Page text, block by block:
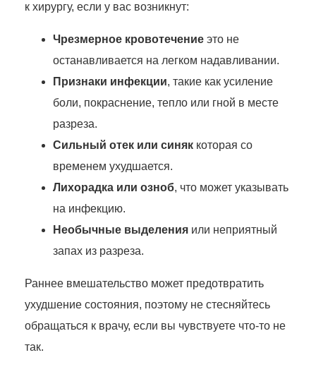
к хирургу, если у вас возникнут:
Чрезмерное кровотечение это не
останавливается на легком надавливании.
Признаки инфекции, такие как усиление
боли, покраснение, тепло или гной в месте
разреза.
Сильный отек или синяк которая со
временем ухудшается.
Лихорадка или озноб, что может указывать
на инфекцию.
Необычные выделения или неприятный
запах из разреза.
Раннее вмешательство может предотвратить
ухудшение состояния, поэтому не стесняйтесь
обращаться к врачу, если вы чувствуете что-то не
так.